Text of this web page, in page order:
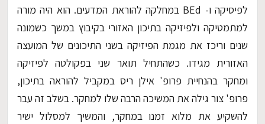
לפיסיקה ו- BEd במחלקה להוראת המדעים. הוא היה מורה
למתמטיקה ולפיזיקה בתיכון האזורי בקיבוץ במשך כשמונה
שנים וריכז את מגמת הפיזיקה בשני התיכונים של המועצה
האזורית מגידו. כשהתחיל תואר שני בפקולטה לפיזיקה
ומחקר בהנחיית פרופ' אילן ריס במקביל להוראה בתיכון,
פרופ' צור גילה את המשיכה הרבה שלו למחקר. בשלב זה עבר
להשקיע את מלוא זמנו במחקר, והמשיך למסלול ישיר